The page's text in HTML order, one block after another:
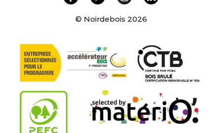
© Noirdebois 2026